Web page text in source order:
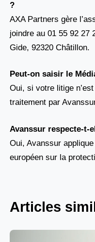
?
AXA Partners gère
joindre au 01 55 92 27
Gide, 92320 Châtillon.
Peut-on saisir le
Oui, si votre litige
traitement par
Avanssur respecte-t-
Oui, Avanssur
européen sur la
Articles